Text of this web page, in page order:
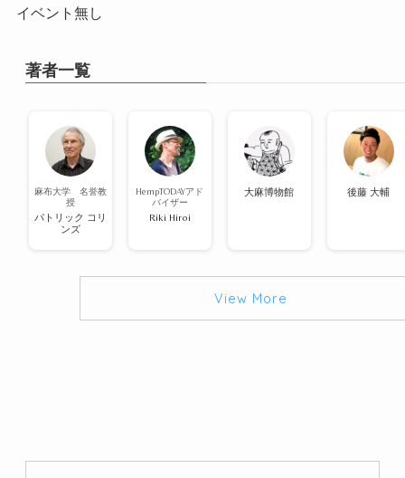
イベント無し
著者一覧
麻布大学 名誉教
授
パトリック コリ
ンズ
HempTODAYアド
バイザー
Riki Hiroi
大麻博物館 後藤 大輔
View More